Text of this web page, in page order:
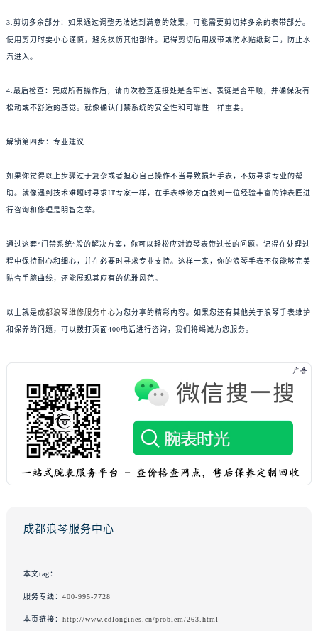
3.剪切多余部分：如果通过调整无法达到满意的效果，可能需要剪切掉多余的表带部分。
使用剪刀时要小心谨慎，避免损伤其他部件。记得剪切后用胶带或防水贴纸封口，防止水
汽进入。
4.最后检查：完成所有操作后，请再次检查连接处是否牢固、表链是否平顺，并确保没有
松动或不舒适的感觉。就像确认门禁系统的安全性和可靠性一样重要。
解锁第四步：专业建议
如果你觉得以上步骤过于复杂或者担心自己操作不当导致损坏手表，不妨寻求专业的帮
助。就像遇到技术难题时寻求IT专家一样，在手表维修方面找到一位经验丰富的钟表匠进
行咨询和修理是明智之举。
通过这套“门禁系统”般的解决方案，你可以轻松应对浪琴表带过长的问题。记得在处理过
程中保持耐心和细心，并在必要时寻求专业支持。这样一来，你的浪琴手表不仅能够完美
贴合手腕曲线，还能展现其应有的优雅风范。
以上就是成都浪琴维修服务中心为您分享的精彩内容。如果您还有其他关于浪琴手表维护
和保养的问题，可以拨打页面400电话进行咨询，我们将竭诚为您服务。
成都浪琴服务中心
本文tag：
服务专线： 400-995-7728
本页链接： http://www.cdlongines.cn/problem/263.html